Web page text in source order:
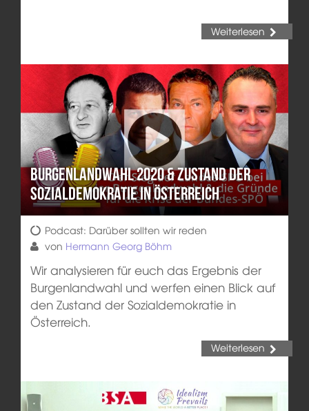
Weiterlesen
Burgenlandwahl 2020 & Zustand der
Sozialdemokratie in Österreich
Podcast: Darüber sollten wir reden
von Hermann Georg Böhm
Wir analysieren für euch das Ergebnis der
Burgenlandwahl und werfen einen Blick auf
den Zustand der Sozialdemokratie in
Österreich.
Weiterlesen